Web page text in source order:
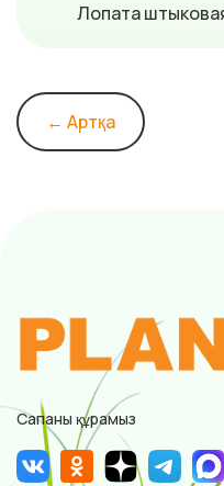
Лопата
← Артқа
Сапаны құрамыз